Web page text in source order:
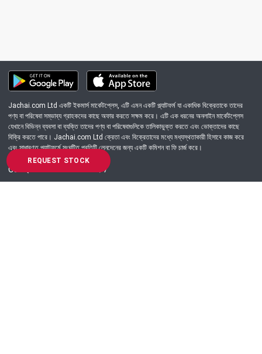
REQUEST STOCK
Jachai.com Ltd একটি ইকমার্স মার্কেটপ্লেস, এটি এমন একটি প্ল্যাটফর্ম যা একাধিক বিক্রেতাকে তাদের
পণ্য বা পরিষেবা সম্ভাব্য গ্রাহকদের কাছে অফার করতে সক্ষম করে। এটি এক ধরনের অনলাইন মার্কেটপ্লেস
যেখানে বিভিন্ন ব্যবসা বা ব্যক্তি তাদের পণ্য বা পরিষেবাগুলিকে তালিকাভুক্ত করতে এবং ভোক্তাদের কাছে
বিক্রি করতে পারে। Jachai.com Ltd ক্রেতা এবং বিক্রেতাদের মধ্যে মধ্যস্থতাকারী হিসাবে কাজ করে
এবং সাধারণত প্ল্যাটফর্মে সংঘটিত প্রতিটি লেনদেনের জন্য একটি কমিশন বা ফি চার্জ করে।
Got Question? Call us 24/7